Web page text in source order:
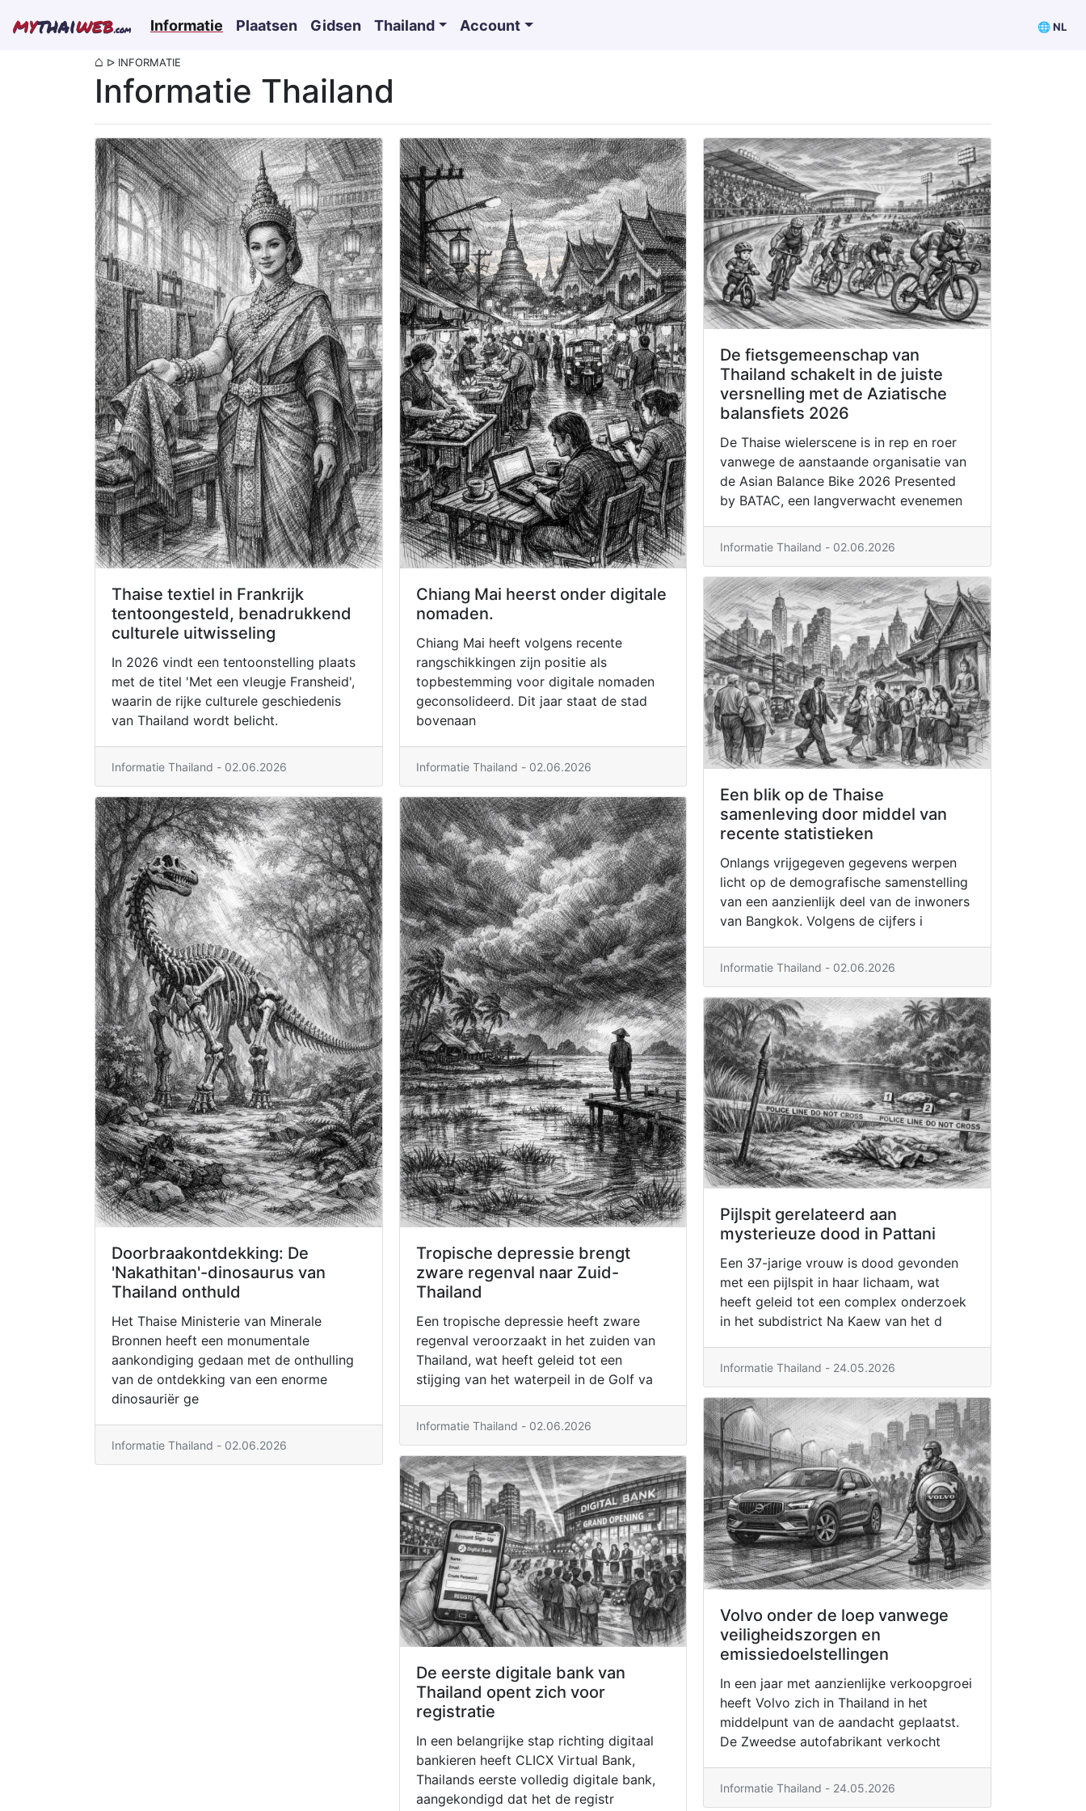
mythaiweb.com Informatie Plaatsen Gidsen Thailand Account 🌐 NL
⌂ ᐅ INFORMATIE
Informatie Thailand
Thaise textiel in Frankrijk
tentoongesteld, benadrukkend
culturele uitwisseling
In 2026 vindt een tentoonstelling plaats
met de titel 'Met een vleugje Fransheid',
waarin de rijke culturele geschiedenis
van Thailand wordt belicht.
Informatie Thailand - 02.06.2026
Doorbraakontdekking: De
'Nakathitan'-dinosaurus van
Thailand onthuld
Het Thaise Ministerie van Minerale
Bronnen heeft een monumentale
aankondiging gedaan met de onthulling
van de ontdekking van een enorme
dinosauriër ge
Informatie Thailand - 02.06.2026
Chiang Mai heerst onder digitale
nomaden.
Chiang Mai heeft volgens recente
rangschikkingen zijn positie als
topbestemming voor digitale nomaden
geconsolideerd. Dit jaar staat de stad
bovenaan
Informatie Thailand - 02.06.2026
Tropische depressie brengt
zware regenval naar Zuid-
Thailand
Een tropische depressie heeft zware
regenval veroorzaakt in het zuiden van
Thailand, wat heeft geleid tot een
stijging van het waterpeil in de Golf va
Informatie Thailand - 02.06.2026
De eerste digitale bank van
Thailand opent zich voor
registratie
In een belangrijke stap richting digitaal
bankieren heeft CLICX Virtual Bank,
Thailands eerste volledig digitale bank,
aangekondigd dat het de registr
De fietsgemeenschap van
Thailand schakelt in de juiste
versnelling met de Aziatische
balansfiets 2026
De Thaise wielerscene is in rep en roer
vanwege de aanstaande organisatie van
de Asian Balance Bike 2026 Presented
by BATAC, een langverwacht evenemen
Informatie Thailand - 02.06.2026
Een blik op de Thaise
samenleving door middel van
recente statistieken
Onlangs vrijgegeven gegevens werpen
licht op de demografische samenstelling
van een aanzienlijk deel van de inwoners
van Bangkok. Volgens de cijfers i
Informatie Thailand - 02.06.2026
Pijlspit gerelateerd aan
mysterieuze dood in Pattani
Een 37-jarige vrouw is dood gevonden
met een pijlspit in haar lichaam, wat
heeft geleid tot een complex onderzoek
in het subdistrict Na Kaew van het d
Informatie Thailand - 24.05.2026
Volvo onder de loep vanwege
veiligheidszorgen en
emissiedoelstellingen
In een jaar met aanzienlijke verkoopgroei
heeft Volvo zich in Thailand in het
middelpunt van de aandacht geplaatst.
De Zweedse autofabrikant verkocht
Informatie Thailand - 24.05.2026